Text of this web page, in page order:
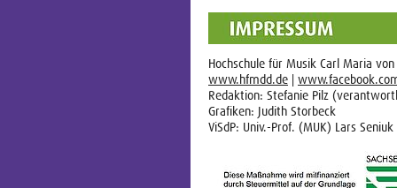
Hochschule für Musik Carl Maria
www.hfmdd.de
Redaktion: Stefanie Pilz
Grafiken: Judith Storbeck
ViSdP: Univ.-Prof. (MUK) Lars Seniuk